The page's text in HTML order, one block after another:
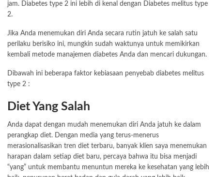
jam. Diabetes type 2 ini lebih di kenal dengan Diabetes melitus type
2.
Jika Anda menemukan diri Anda secara rutin jatuh ke salah satu
perilaku berisiko ini, mungkin sudah waktunya untuk memikirkan
kembali metode manajemen diabetes Anda dan mencari dukungan.
Dibawah ini beberapa faktor kebiasaan penyebab diabetes melitus
type 2 :
Diet Yang Salah
Anda dapat dengan mudah menemukan diri Anda jatuh ke dalam
perangkap diet. Dengan media yang terus-menerus
merasionalisasikan tren diet terbaru, banyak klien saya menemukan
harapan dalam setiap diet baru, percaya bahwa itu bisa menjadi
“yang” untuk membantu menuntun mereka ke kesehatan yang lebih